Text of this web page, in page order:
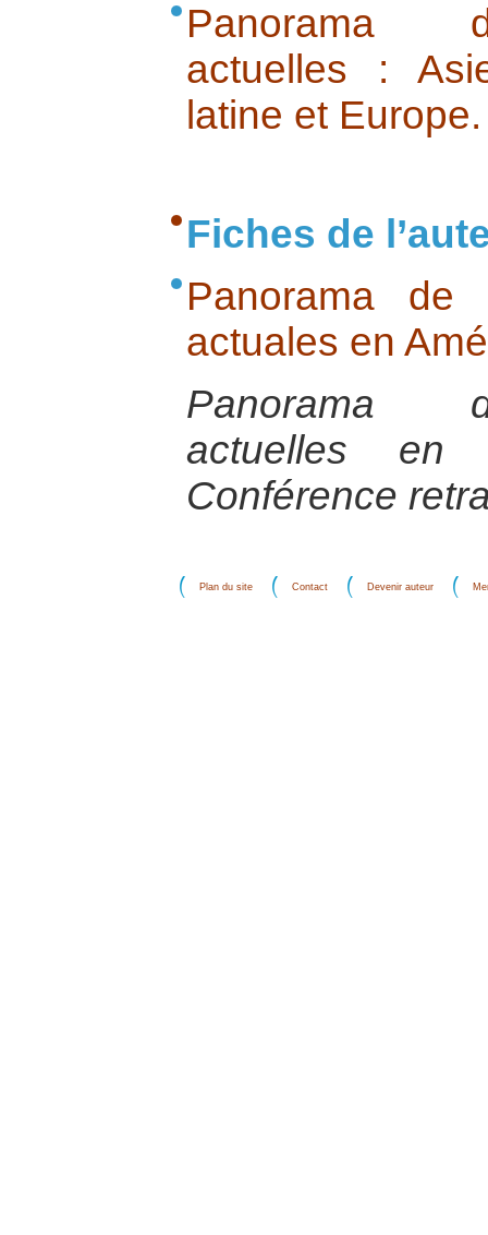
Panorama
actuelles :
latine et Europe.
Fiches de
Panorama de
actuales en
Panorama
actuelles en
Conférence
Plan du site Contact Devenir auteur